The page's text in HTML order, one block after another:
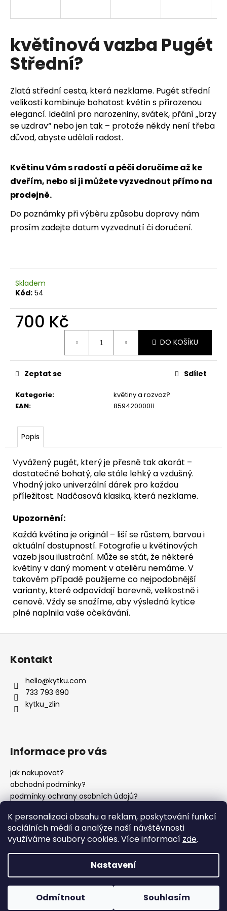
K personalizaci obsahu a reklam, poskytování funkcí
sociálních médií a analýze naší návštěvnosti
využíváme soubory cookies. Více informací zde.
Nastavení
Odmítnout Souhlasím
květinová vazba Pugét
Střední?
Zlatá střední cesta, která nezklame. Pugét střední
velikosti kombinuje bohatost květin s přirozenou
elegancí. Ideální pro narozeniny, svátek, přání „brzy
se uzdrav“ nebo jen tak – protože někdy není třeba
důvod, abyste udělali radost.
Květinu Vám s radostí a péči doručíme až ke
dveřím, nebo si ji můžete vyzvednout přímo na
prodejně.
Do poznámky při výběru způsobu dopravy nám
prosím zadejte datum vyzvednutí či doručení.
Skladem
Kód: 54
700 Kč
DO KOŠÍKU
Kategorie:
květiny a rozvoz?
EAN: 85942000011
Zeptat se Sdílet
Popis
Vyvážený pugét, který je přesně tak akorát –
dostatečně bohatý, ale stále lehký a vzdušný.
Vhodný jako univerzální dárek pro každou
příležitost. Nadčasová klasika, která nezklame.
Upozornění:
Každá květina je originál – liší se růstem, barvou i
aktuální dostupností. Fotografie u květinových
vazeb jsou ilustrační. Může se stát, že některé
květiny v daný moment v ateliéru nemáme. V
takovém případě použijeme co nejpodobnější
varianty, které odpovídají barevně, velikostně i
cenově. Vždy se snažíme, aby výsledná kytice
plně naplnila vaše očekávání.
í
t
?
HLEDAT
D
o
p
o
u
č
e
Z
Kontakt
hello@kytku.com
733 793 690
kytku_zlin
Informace pro vás
jak nakupovat?
obchodní podmínky?
podmínky ochrany osobních údajů?
instagram?
Copyright 2026Kytku?. Všechna práva vyhrazena.
Upravit nastavení cookies